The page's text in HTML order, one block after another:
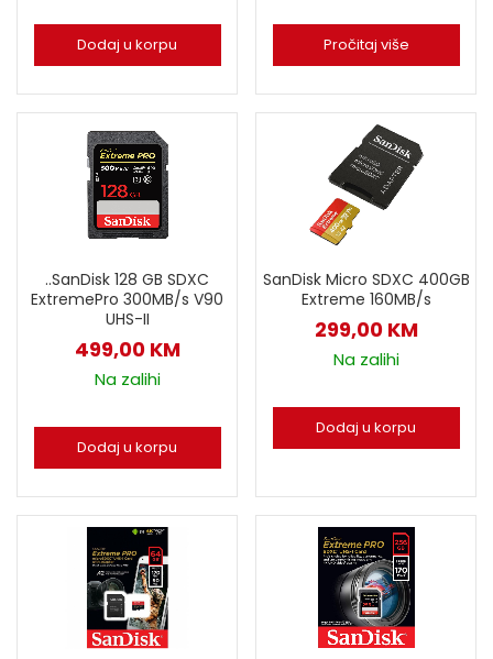
Dodaj u korpu Pročitaj više
..SanDisk 128 GB SDXC
ExtremePro 300MB/s V90
UHS-II
499,00 KM
Na zalihi
Dodaj u korpu
SanDisk Micro SDXC 400GB
Extreme 160MB/s
299,00 KM
Na zalihi
Dodaj u korpu